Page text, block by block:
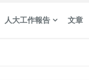
人大工作報告 文章